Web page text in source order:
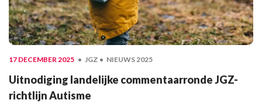
17 DECEMBER 2025 JGZ NIEUWS 2025
Uitnodiging landelijke commentaarronde JGZ-
richtlijn Autisme